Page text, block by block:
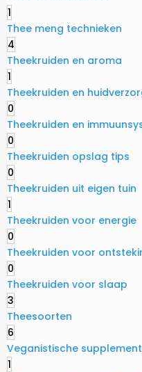
1
Thee meng technieken
4
Theekruiden en aroma
1
Theekruiden en
0
Theekruiden en
0
Theekruiden opslag tips
0
Theekruiden uit eigen tuin
1
Theekruiden voor energie
0
Theekruiden voor
0
Theekruiden voor slaap
3
Theesoorten
6
Veganistische
1